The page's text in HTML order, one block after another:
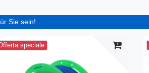
Sie sein!
speciale